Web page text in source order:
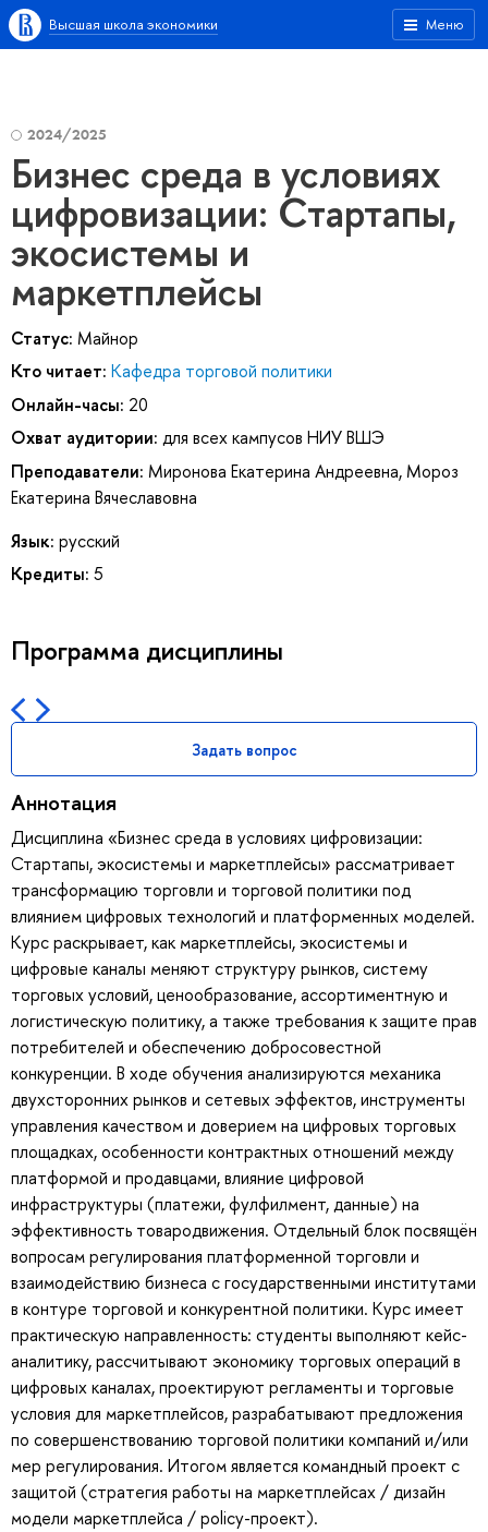
Меню
Высшая школа экономики
2024/2025
Бизнес среда в условиях
цифровизации: Стартапы,
экосистемы и
маркетплейсы
Статус: Майнор
Кто читает: Кафедра торговой политики
Онлайн-часы: 20
Охват аудитории: для всех кампусов НИУ ВШЭ
Преподаватели: Миронова Екатерина Андреевна, Мороз
Екатерина Вячеславовна
Язык: русский
Кредиты: 5
Программа дисциплины
Задать вопрос
Аннотация
Дисциплина «Бизнес среда в условиях цифровизации:
Стартапы, экосистемы и маркетплейсы» рассматривает
трансформацию торговли и торговой политики под
влиянием цифровых технологий и платформенных моделей.
Курс раскрывает, как маркетплейсы, экосистемы и
цифровые каналы меняют структуру рынков, систему
торговых условий, ценообразование, ассортиментную и
логистическую политику, а также требования к защите прав
потребителей и обеспечению добросовестной
конкуренции. В ходе обучения анализируются механика
двухсторонних рынков и сетевых эффектов, инструменты
управления качеством и доверием на цифровых торговых
площадках, особенности контрактных отношений между
платформой и продавцами, влияние цифровой
инфраструктуры (платежи, фулфилмент, данные) на
эффективность товародвижения. Отдельный блок посвящён
вопросам регулирования платформенной торговли и
взаимодействию бизнеса с государственными институтами
в контуре торговой и конкурентной политики. Курс имеет
практическую направленность: студенты выполняют кейс-
аналитику, рассчитывают экономику торговых операций в
цифровых каналах, проектируют регламенты и торговые
условия для маркетплейсов, разрабатывают предложения
по совершенствованию торговой политики компаний и/или
мер регулирования. Итогом является командный проект с
защитой (стратегия работы на маркетплейсах / дизайн
модели маркетплейса / policy-проект).